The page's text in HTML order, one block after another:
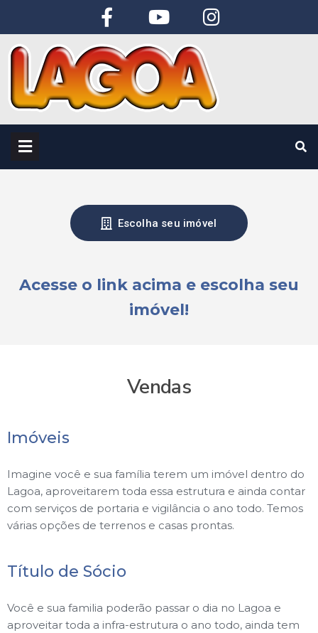
Escolha seu imóvel
Acesse o link acima e escolha seu
imóvel!
Vendas
Imóveis
Imagine você e sua família terem um imóvel dentro do
Lagoa, aproveitarem toda essa estrutura e ainda contar
com serviços de portaria e vigilância o ano todo. Temos
várias opções de terrenos e casas prontas.
Título de Sócio
Você e sua familia poderão passar o dia no Lagoa e
aproveitar toda a infra-estrutura o ano todo, ainda tem